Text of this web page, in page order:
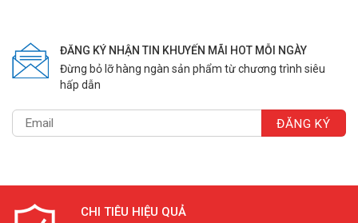
khoá an toàn cửa tủ rack
Thanh cấp nguồn 3 chấu đa năng chuẩn rack 19″
1 quạt tản nhiệt 20W,220v 1U = 1,75 inch = 4.45cm
ĐĂNG KÝ NHẬN TIN KHUYẾN MÃI HOT MỖI NGÀY
Đừng bỏ lỡ hàng ngàn sản phẩm từ chương trình siêu
hấp dẫn
CHI TIÊU HIỆU QUẢ